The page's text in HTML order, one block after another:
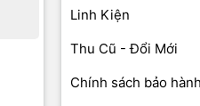
Linh Kiện
Thu Cũ - Đổi Mới
Chính sách bảo hành